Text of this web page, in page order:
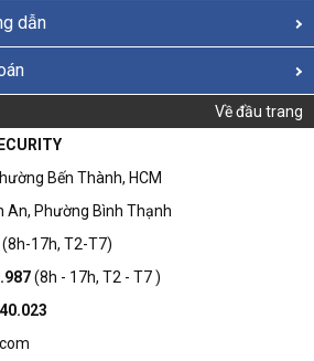
dẫn
Về đầu trang
Bến Thành, HCM
An, Phường Bình Thạnh
(8h-17h, T2-T7)
(8h - 17h, T2 - T7 )